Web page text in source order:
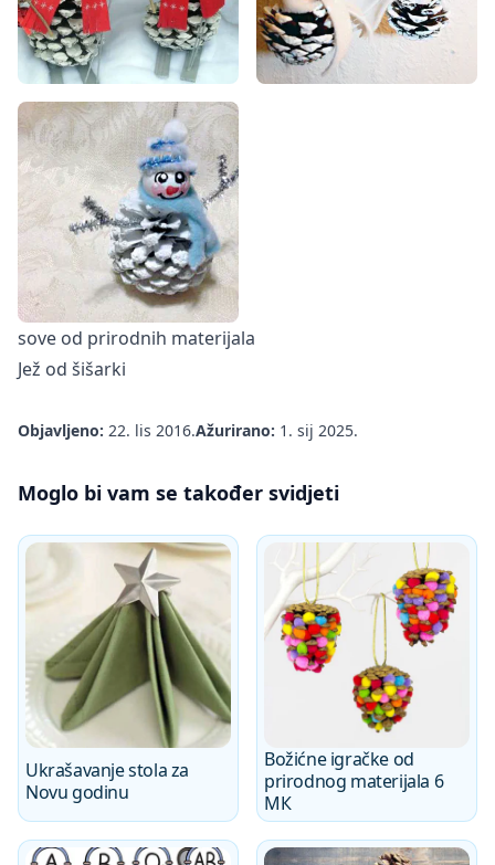
sove od prirodnih materijala
Jež od šišarki
Objavljeno: 22. lis 2016.Ažurirano: 1. sij 2025.
Moglo bi vam se također svidjeti
Ukrašavanje stola za
Novu godinu
Božićne igračke od
prirodnog materijala 6
MК